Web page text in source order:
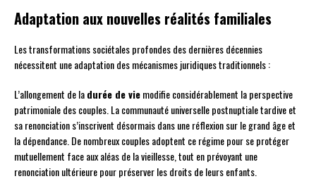
Adaptation aux nouvelles réalités familiales
Les transformations sociétales profondes des dernières décennies
nécessitent une adaptation des mécanismes juridiques traditionnels :
L’allongement de ladurée de viemodifie considérablement la perspective
patrimoniale des couples. La communauté universelle postnuptiale tardive et
sa renonciation s’inscrivent désormais dans une réflexion sur le grand âge et
la dépendance. De nombreux couples adoptent ce régime pour se protéger
mutuellement face aux aléas de la vieillesse, tout en prévoyant une
renonciation ultérieure pour préserver les droits de leurs enfants.